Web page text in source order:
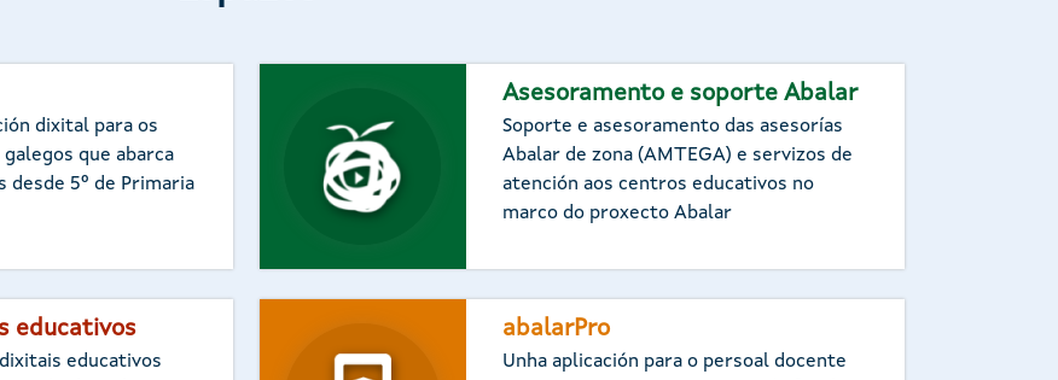
dixital para os
que abarca
desde 5º de Primaria
Asesoramento e soporte Abalar
Soporte e asesoramento das asesorías
Abalar de zona (AMTEGA) e servizos de
atención aos centros educativos no
marco do proxecto Abalar
educativos
educativos
abalarPro
Unha aplicación para o persoal docente